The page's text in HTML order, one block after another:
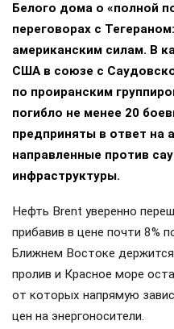
Белого дома о «полной
переговорах с
американским силам. В
США в союзе с
по проиранским
погибло не менее 20
предприняты в ответ на
направленные против
инфраструктуры.
Нефть Brent уверенно
прибавив в цене почти 8%
Ближнем Востоке
пролив и Красное море
от которых напрямую
цен на энергоносители.